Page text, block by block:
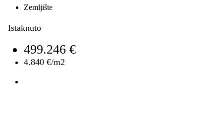
Zemljište
Istaknuto
499.246 €
4.840 €/m2